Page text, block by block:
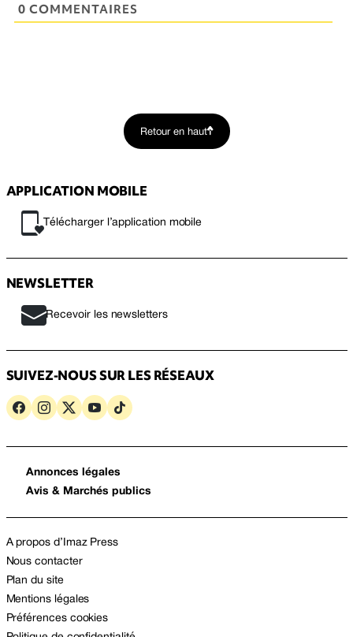
0 COMMENTAIRES
Retour en haut
APPLICATION MOBILE
Télécharger l’application mobile
NEWSLETTER
Recevoir les newsletters
SUIVEZ-NOUS SUR LES RÉSEAUX
Annonces légales
Avis & Marchés publics
A propos d’Imaz Press
Nous contacter
Plan du site
Mentions légales
Préférences cookies